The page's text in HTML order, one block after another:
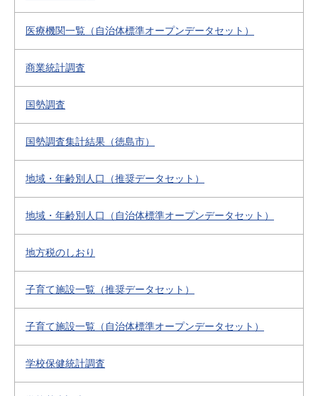
医療機関一覧（自治体標準オープンデータセット）
商業統計調査
国勢調査
国勢調査集計結果（徳島市）
地域・年齢別人口（推奨データセット）
地域・年齢別人口（自治体標準オープンデータセット）
地方税のしおり
子育て施設一覧（推奨データセット）
子育て施設一覧（自治体標準オープンデータセット）
学校保健統計調査